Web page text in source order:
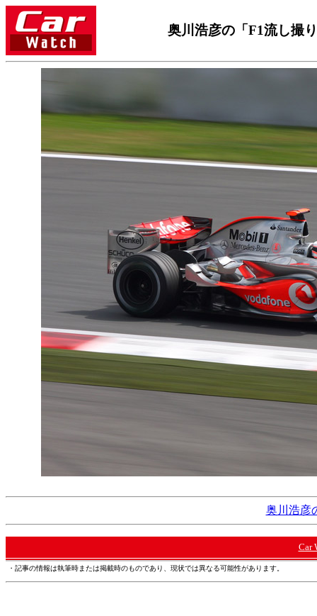
奥川浩彦の「F1流し撮
奥川浩彦
Car
・記事の情報は執筆時または掲載時のものであり、現状では異なる可能性があります。